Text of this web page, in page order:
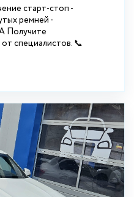
старт-стоп -
ремней -
Получите
специалистов. 📞